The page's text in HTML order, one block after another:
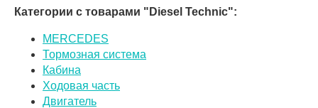
Категории с товарами "Diesel Technic":
MERCEDES
Тормозная система
Кабина
Ходовая часть
Двигатель